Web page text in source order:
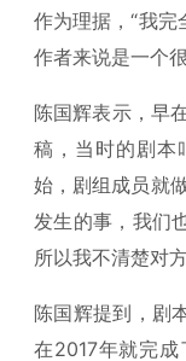
作为理据，“我
作者来说是一个
陈国辉表示，早
稿，当时的剧本
始，剧组成员就
发生的事，我们
所以我不清楚对
陈国辉提到，剧
在2017年就完